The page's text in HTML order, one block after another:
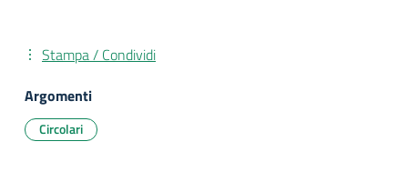
Stampa / Condividi
Argomenti
Circolari